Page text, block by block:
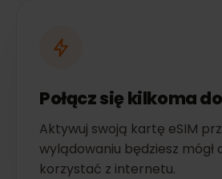
Połącz się kilkoma
Aktywuj swoją kartę eSIM
wylądowaniu będziesz mógł
korzystać z internetu.